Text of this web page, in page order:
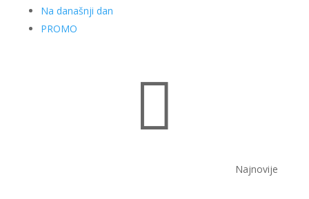
Na današnji dan
PROMO

Najnovije